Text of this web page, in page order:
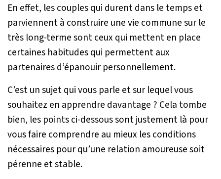
En effet, les couples qui durent dans le temps et
parviennent à construire une vie commune sur le
très long-terme sont ceux qui mettent en place
certaines habitudes qui permettent aux
partenaires d’épanouir personnellement.
C’est un sujet qui vous parle et sur lequel vous
souhaitez en apprendre davantage ? Cela tombe
bien, les points ci-dessous sont justement là pour
vous faire comprendre au mieux les conditions
nécessaires pour qu’une relation amoureuse soit
pérenne et stable.